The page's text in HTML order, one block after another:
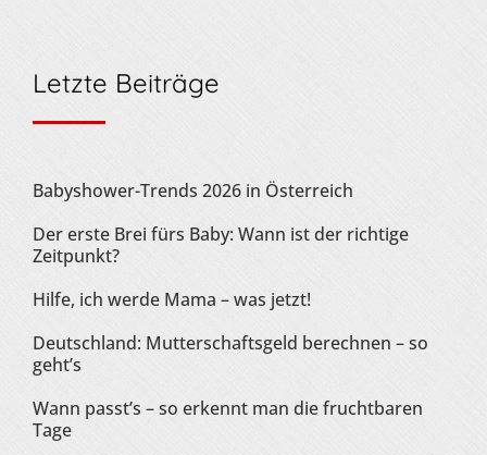
Letzte Beiträge
Babyshower-Trends 2026 in Österreich
Der erste Brei fürs Baby: Wann ist der richtige
Zeitpunkt?
Hilfe, ich werde Mama – was jetzt!
Deutschland: Mutterschaftsgeld berechnen – so
geht’s
Wann passt’s – so erkennt man die fruchtbaren
Tage